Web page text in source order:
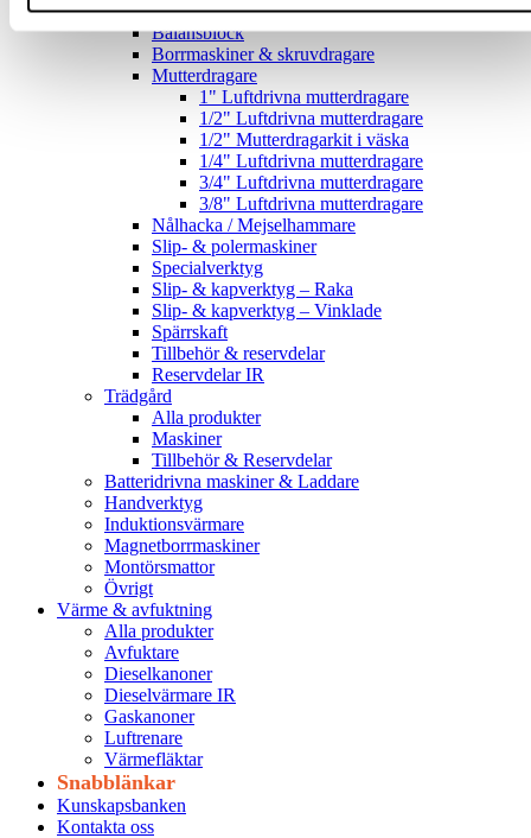
Alla produkter
Balansblock
Borrmaskiner & skruvdragare
Mutterdragare
1" Luftdrivna mutterdragare
1/2" Luftdrivna mutterdragare
1/2" Mutterdragarkit i väska
1/4" Luftdrivna mutterdragare
3/4" Luftdrivna mutterdragare
3/8" Luftdrivna mutterdragare
Nålhacka / Mejselhammare
Slip- & polermaskiner
Specialverktyg
Slip- & kapverktyg – Raka
Slip- & kapverktyg – Vinklade
Spärrskaft
Tillbehör & reservdelar
Reservdelar IR
Trädgård
Alla produkter
Maskiner
Tillbehör & Reservdelar
Batteridrivna maskiner & Laddare
Handverktyg
Induktionsvärmare
Magnetborrmaskiner
Montörsmattor
Övrigt
Värme & avfuktning
Alla produkter
Avfuktare
Dieselkanoner
Dieselvärmare IR
Gaskanoner
Luftrenare
Värmefläktar
Snabblänkar
Kunskapsbanken
Kontakta oss